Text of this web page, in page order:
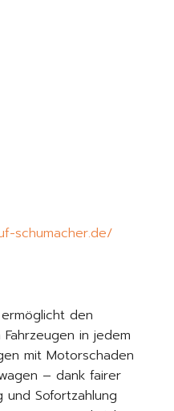
schumacher.de/
den
in jedem
mit Motorschaden
– dank fairer
und Sofortzahlung